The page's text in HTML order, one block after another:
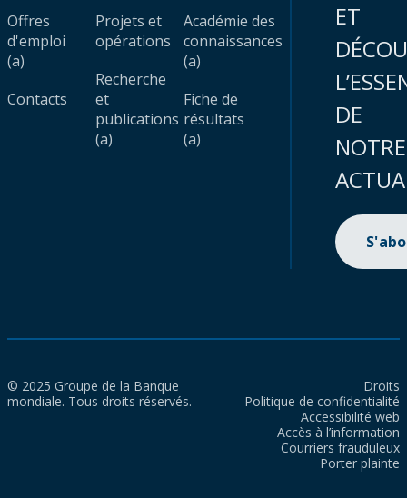
Offres
d'emploi
(a)
Contacts
Projets et
opérations
Recherche
et
publications
(a)
Académie des
connaissances
(a)
Fiche de
résultats
(a)
ET
DE
NOTRE
© 2025 Groupe de la Banque
mondiale. Tous droits réservés.
Droits
Politique de confidentialité
Accessibilité web
Accès à l’information
Courriers frauduleux
Porter plainte